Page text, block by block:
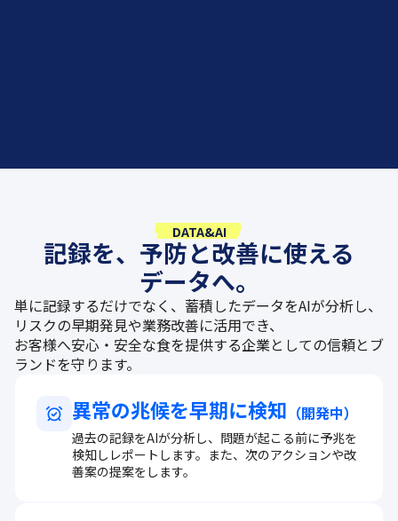
DATA&AI
記録を、予防と改善に使える
データへ。
単に記録するだけでなく、蓄積したデータをAIが分析し、
リスクの早期発見や業務改善に活用でき、
お客様へ安心・安全な食を提供する企業としての信頼とブ
ランドを守ります。
異常の兆候を早期に検知 （開発中）
過去の記録をAIが分析し、問題が起こる前に予兆を
検知しレポートします。また、次のアクションや改
善案の提案をします。